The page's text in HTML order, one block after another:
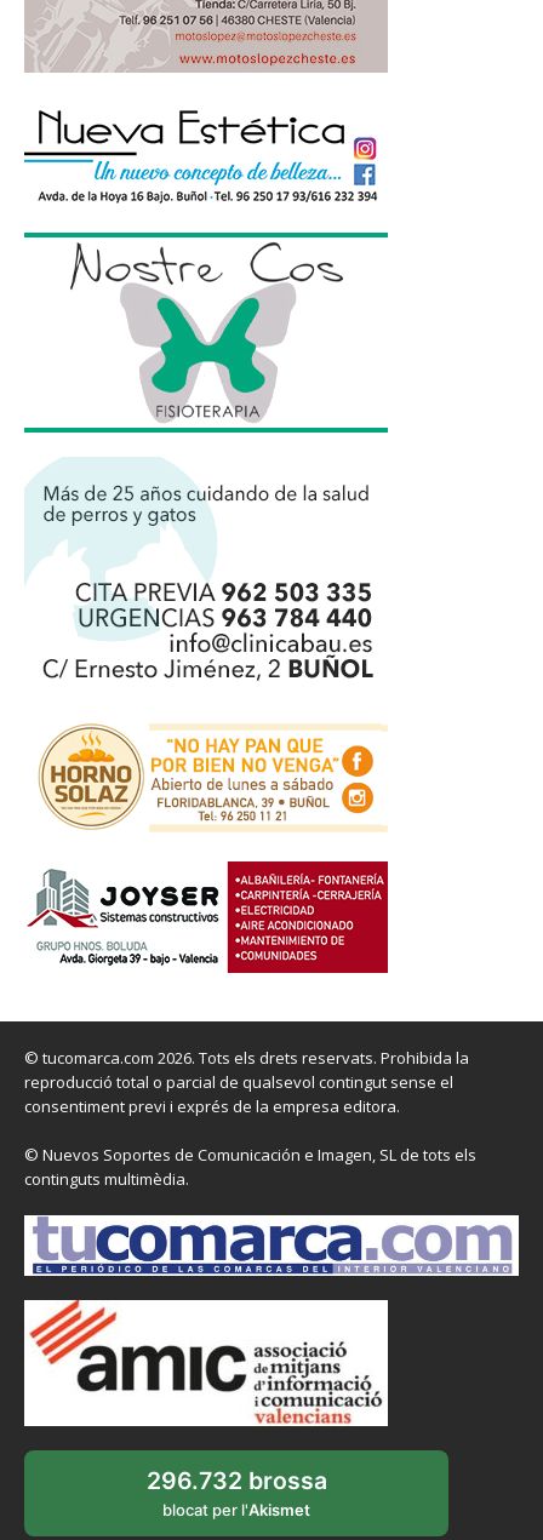
© tucomarca.com 2026. Tots els drets reservats. Prohibida la
reproducció total o parcial de qualsevol contingut sense el
consentiment previ i exprés de la empresa editora.
© Nuevos Soportes de Comunicación e Imagen, SL de tots els
continguts multimèdia.
296.732 brossa
blocat per l'Akismet